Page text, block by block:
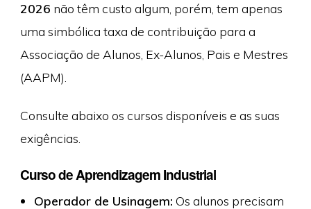
2026 não têm custo algum, porém, tem apenas
uma simbólica taxa de contribuição para a
Associação de Alunos, Ex-Alunos, Pais e Mestres
(AAPM).
Consulte abaixo os cursos disponíveis e as suas
exigências.
Curso de Aprendizagem Industrial
Operador de Usinagem: Os alunos precisam